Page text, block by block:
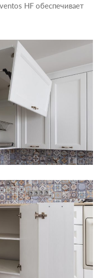
HF обеспечивает